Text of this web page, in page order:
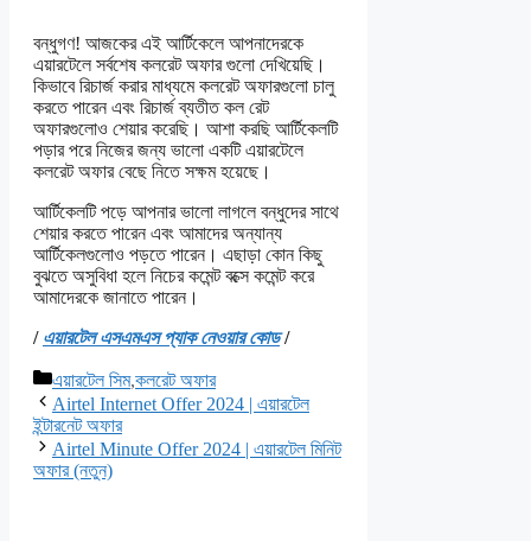
বন্ধুগণ! আজকের এই আর্টিকেলে আপনাদেরকে
এয়ারটেলে সর্বশেষ কলরেট অফার গুলো দেখিয়েছি।
কিভাবে রিচার্জ করার মাধ্যমে কলরেট অফারগুলো চালু
করতে পারেন এবং রিচার্জ ব্যতীত কল রেট
অফারগুলোও শেয়ার করেছি। আশা করছি আর্টিকেলটি
পড়ার পরে নিজের জন্য ভালো একটি এয়ারটেলে
কলরেট অফার বেছে নিতে সক্ষম হয়েছে।
আর্টিকেলটি পড়ে আপনার ভালো লাগলে বন্ধুদের সাথে
শেয়ার করতে পারেন এবং আমাদের অন্যান্য
আর্টিকেলগুলোও পড়তে পারেন। এছাড়া কোন কিছু
বুঝতে অসুবিধা হলে নিচের কমেন্ট বক্সে কমেন্ট করে
আমাদেরকে জানাতে পারেন।
/ এয়ারটেল এসএমএস প্যাক নেওয়ার কোড/
বিভাগ
সমূহ
এয়ারটেল সিম,কলরেট অফার
Airtel Internet Offer 2024 | এয়ারটেল
ইন্টারনেট অফার
Airtel Minute Offer 2024 | এয়ারটেল মিনিট
অফার (নতুন)